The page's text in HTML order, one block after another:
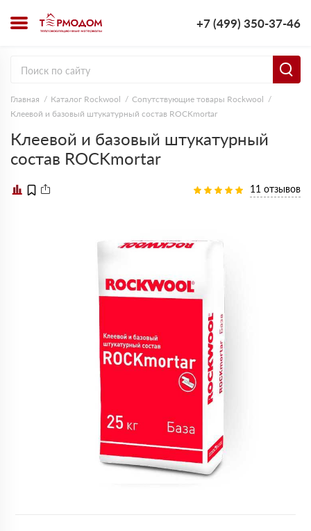
+7 (499) 350-37-46
Главная Каталог Rockwool
Сопутствующие товары Rockwool
Клеевой и базовый штукатурный состав ROCKmortar
Клеевой и базовый штукатурный
состав ROCKmortar
11 отзывов